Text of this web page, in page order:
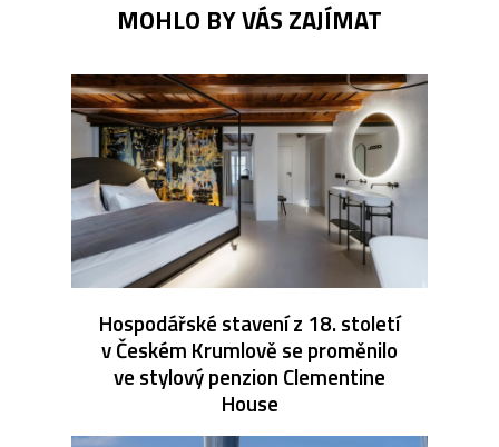
MOHLO BY VÁS ZAJÍMAT
Hospodářské stavení z 18. století
v Českém Krumlově se proměnilo
ve stylový penzion Clementine
House